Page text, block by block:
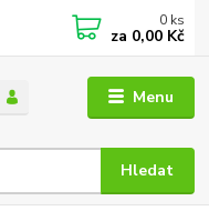
Menu
Hledat
0 ks
za 0,00 Kč